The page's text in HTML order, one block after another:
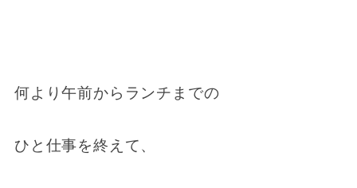
何より午前からランチまでの
ひと仕事を終えて、